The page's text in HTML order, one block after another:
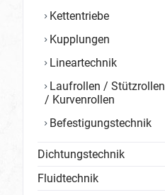
Kettentriebe
Kupplungen
Lineartechnik
Laufrollen / Stützrollen
/ Kurvenrollen
Befestigungstechnik
Dichtungstechnik
Fluidtechnik